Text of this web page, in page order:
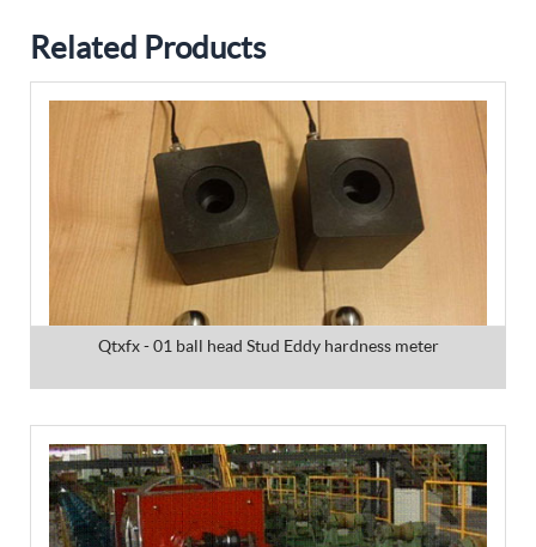
Related Products
Qtxfx - 01 ball head Stud Eddy hardness meter